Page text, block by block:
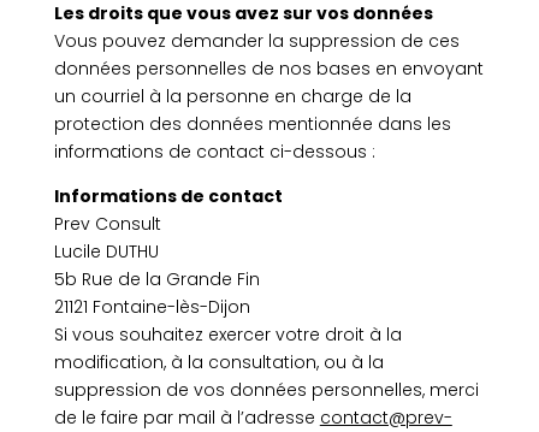
Les droits que vous avez sur vos données
Vous pouvez demander la suppression de ces
données personnelles de nos bases en envoyant
un courriel à la personne en charge de la
protection des données mentionnée dans les
informations de contact ci-dessous :
Informations de contact
Prev Consult
Lucile DUTHU
5b Rue de la Grande Fin
21121 Fontaine-lès-Dijon
Si vous souhaitez exercer votre droit à la
modification, à la consultation, ou à la
suppression de vos données personnelles, merci
de le faire par mail à l’adresse contact@prev-